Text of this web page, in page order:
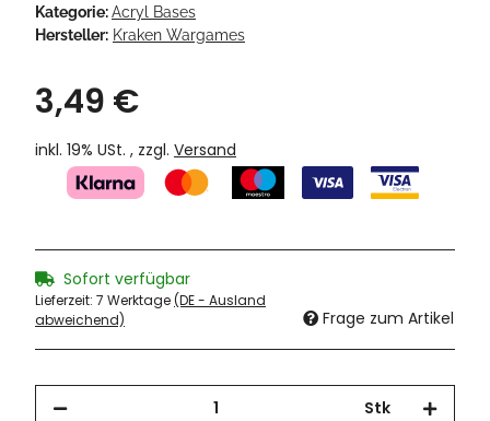
Kategorie:Acryl Bases
Hersteller: Kraken Wargames
3,49 €
inkl. 19% USt. , zzgl. Versand
Sofort verfügbar
Lieferzeit: 7 Werktage(DE - Ausland
abweichend)
Frage zum Artikel
Stk